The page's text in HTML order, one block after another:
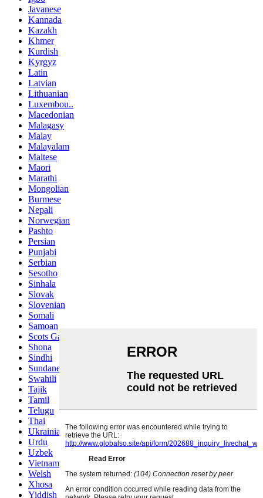
Javanese
Kannada
Kazakh
Khmer
Kurdish
Kyrgyz
Latin
Latvian
Lithuanian
Luxembou..
Macedonian
Malagasy
Malay
Malayalam
Maltese
Maori
Marathi
Mongolian
Burmese
Nepali
Norwegian
Pashto
Persian
Punjabi
Serbian
Sesotho
Sinhala
Slovak
Slovenian
Somali
Samoan
Scots Gaelic
Shona
Sindhi
Sundanese
Swahili
Tajik
Tamil
Telugu
Thai
Ukrainian
Urdu
Uzbek
Vietnamese
Welsh
Xhosa
Yiddish